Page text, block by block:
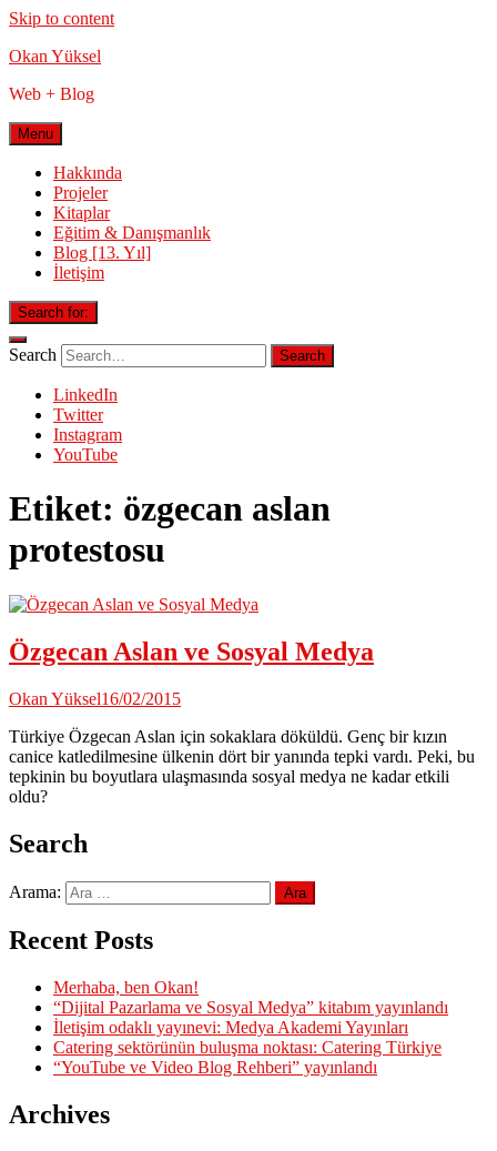
Skip to content
Okan Yüksel
Web + Blog
Menu
Hakkında
Projeler
Kitaplar
Eğitim & Danışmanlık
Blog [13. Yıl]
İletişim
Search for:
Search
LinkedIn
Twitter
Instagram
YouTube
Etiket: özgecan aslan
protestosu
Özgecan Aslan ve Sosyal Medya
Okan Yüksel16/02/2015
Türkiye Özgecan Aslan için sokaklara döküldü. Genç bir kızın
canice katledilmesine ülkenin dört bir yanında tepki vardı. Peki, bu
tepkinin bu boyutlara ulaşmasında sosyal medya ne kadar etkili
oldu?
Search
Arama:
Recent Posts
Merhaba, ben Okan!
“Dijital Pazarlama ve Sosyal Medya” kitabım yayınlandı
İletişim odaklı yayınevi: Medya Akademi Yayınları
Catering sektörünün buluşma noktası: Catering Türkiye
“YouTube ve Video Blog Rehberi” yayınlandı
Archives